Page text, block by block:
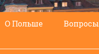
О Польше Вопросы